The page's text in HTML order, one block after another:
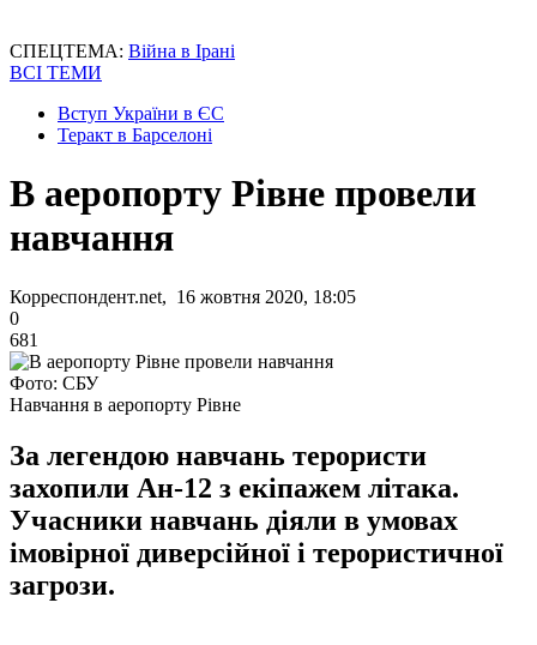
СПЕЦТЕМА: Війна в Ірані
ВСІ ТЕМИ
Вступ України в ЄС
Теракт в Барселоні
В аеропорту Рівне провели
навчання
Корреспондент.net, 16 жовтня 2020, 18:05
0
681
Фото: СБУ
Навчання в аеропорту Рівне
За легендою навчань терористи
захопили Ан-12 з екіпажем літака.
Учасники навчань діяли в умовах
імовірної диверсійної і терористичної
загрози.